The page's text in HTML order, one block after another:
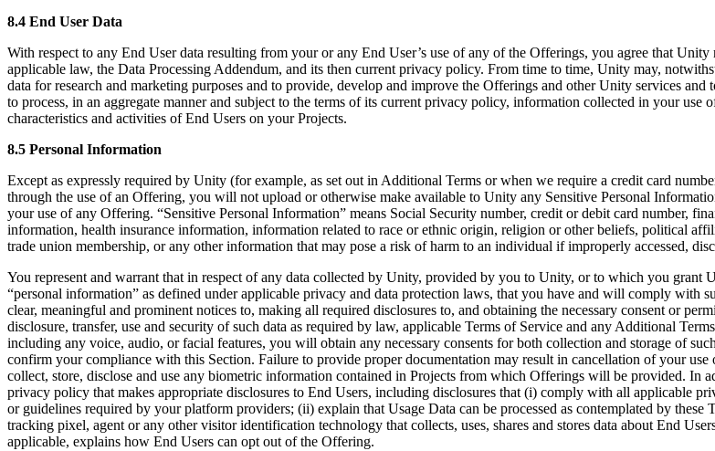
8.4 End User Data
With respect to any End User data resulting from your or any End User’s use of any of the Offerings, you agree that
applicable law, the Data Processing Addendum, and its then current privacy policy. From time to time, Unity may,
data for research and marketing purposes and to provide, develop and improve the Offerings and other Unity services
to process, in an aggregate manner and subject to the terms of its current privacy policy, information collected in your
characteristics and activities of End Users on your Projects.
8.5 Personal Information
Except as expressly required by Unity (for example, as set out in Additional Terms or when we require a credit card
through the use of an Offering, you will not upload or otherwise make available to Unity any Sensitive Personal
your use of any Offering. “Sensitive Personal Information” means Social Security number, credit or debit card number,
information, health insurance information, information related to race or ethnic origin, religion or other beliefs, political
trade union membership, or any other information that may pose a risk of harm to an individual if improperly accessed,
You represent and warrant that in respect of any data collected by Unity, provided by you to Unity, or to which you grant
“personal information” as defined under applicable privacy and data protection laws, that you have and will comply
clear, meaningful and prominent notices to, making all required disclosures to, and obtaining the necessary consent or
disclosure, transfer, use and security of such data as required by law, applicable Terms of Service and any Additional
including any voice, audio, or facial features, you will obtain any necessary consents for both collection and storage of
confirm your compliance with this Section. Failure to provide proper documentation may result in cancellation of your
collect, store, disclose and use any biometric information contained in Projects from which Offerings will be provided. In
privacy policy that makes appropriate disclosures to End Users, including disclosures that (i) comply with all applicable
or guidelines required by your platform providers; (ii) explain that Usage Data can be processed as contemplated by
tracking pixel, agent or any other visitor identification technology that collects, uses, shares and stores data about End
applicable, explains how End Users can opt out of the Offering.